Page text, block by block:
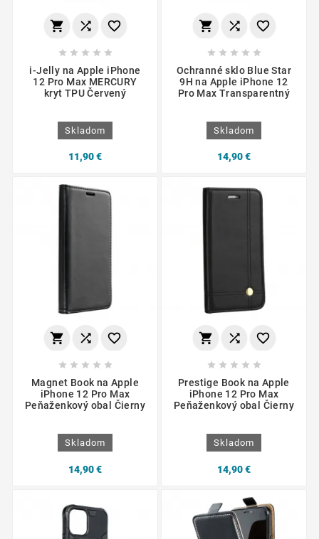
  
    
i-Jelly na Apple iPhone
12 Pro Max MERCURY
kryt TPU Červený
Skladom
11,90 €
  
    
Ochranné sklo Blue Star
9H na Apple iPhone 12
Pro Max Transparentný
Skladom
14,90 €
  
    
Magnet Book na Apple
iPhone 12 Pro Max
Peňaženkový obal Čierny
Skladom
14,90 €
  
    
Prestige Book na Apple
iPhone 12 Pro Max
Peňaženkový obal Čierny
Skladom
14,90 €